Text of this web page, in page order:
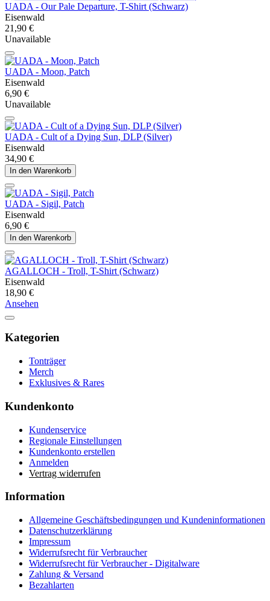
UADA - Our Pale Departure, T-Shirt (Schwarz)
Eisenwald
21,90 €
Unavailable
UADA - Moon, Patch
Eisenwald
6,90 €
Unavailable
UADA - Cult of a Dying Sun, DLP (Silver)
Eisenwald
34,90 €
In den Warenkorb
UADA - Sigil, Patch
Eisenwald
6,90 €
In den Warenkorb
AGALLOCH - Troll, T-Shirt (Schwarz)
Eisenwald
18,90 €
Ansehen
Kategorien
Tonträger
Merch
Exklusives & Rares
Kundenkonto
Kundenservice
Regionale Einstellungen
Kundenkonto erstellen
Anmelden
Vertrag widerrufen
Information
Allgemeine Geschäftsbedingungen und Kundeninformationen
Datenschutzerklärung
Impressum
Widerrufsrecht für Verbraucher
Widerrufsrecht für Verbraucher - Digitalware
Zahlung & Versand
Bezahlarten